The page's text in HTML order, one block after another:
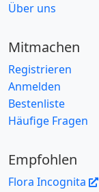
Über uns
Mitmachen
Registrieren
Anmelden
Bestenliste
Häufige Fragen
Empfohlen
Flora Incognita